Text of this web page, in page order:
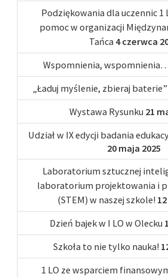
Podziękowania dla uczennic 1
pomoc w organizacji
Tańca 4 czerwca
Wspomnienia,
„Ładuj myślenie, zbieraj baterie”
Wystawa Rysunku 21
Udział w IX edycji badania
20 maja 2025
Laboratorium sztucznej
laboratorium projektowania i
(STEM) w naszej szkole!
Dzień bajek w I LO w Olecku
Szkoła to nie tylko nauka!
1 LO ze wsparciem